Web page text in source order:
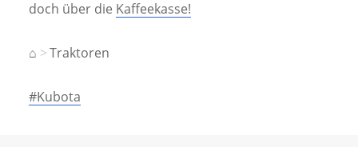
doch über die Kaffeekasse!
⌂ Traktoren
#Kubota